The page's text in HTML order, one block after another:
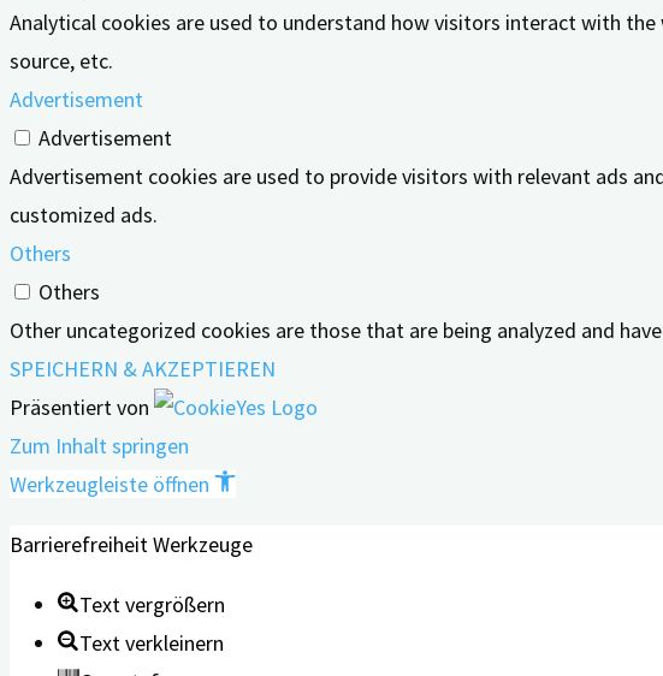
Analytical cookies are used to understand how visitors interact with
source, etc.
Advertisement
Advertisement
Advertisement cookies are used to provide visitors with relevant ads
customized ads.
Others
Others
Other uncategorized cookies are those that are being analyzed and
SPEICHERN & AKZEPTIEREN
Präsentiert von
Zum Inhalt springen
Werkzeugleiste öffnen
Barrierefreiheit Werkzeuge
Text vergrößern
Text verkleinern